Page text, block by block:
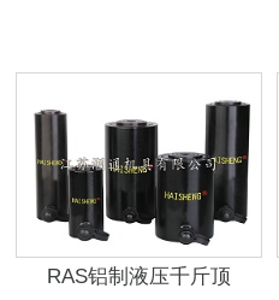
RAS铝制液压千斤顶